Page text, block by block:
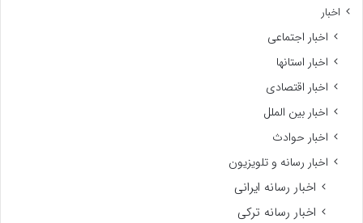
اخبار
اخبار اجتماعی
اخبار استانها
اخبار اقتصادی
اخبار بین الملل
اخبار حوادث
اخبار رسانه و تلویزیون
اخبار رسانه ایرانی
اخبار رسانه ترکی